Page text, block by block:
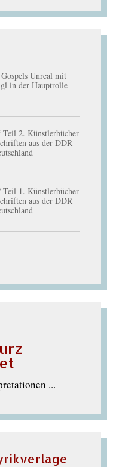
Unreal mit
in der Hauptrolle
Teil 2. Künstlerbücher
aus der DDR
Teil 1. Künstlerbücher
aus der DDR
...